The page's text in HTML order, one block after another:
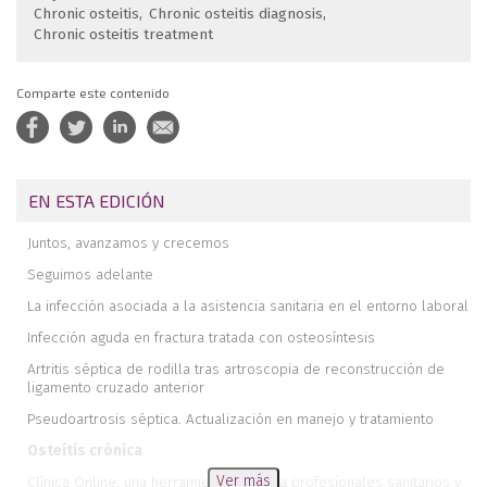
Chronic osteitis Chronic osteitis diagnosis
Chronic osteitis treatment
Comparte este contenido
EN ESTA EDICIÓN
Juntos, avanzamos y crecemos
Seguimos adelante
La infección asociada a la asistencia sanitaria en el entorno laboral
Infección aguda en fractura tratada con osteosíntesis
Artritis séptica de rodilla tras artroscopia de reconstrucción de
ligamento cruzado anterior
Pseudoartrosis séptica. Actualización en manejo y tratamiento
Osteítis crónica
Clínica Online: una herramienta útil para profesionales sanitarios y
Ver más